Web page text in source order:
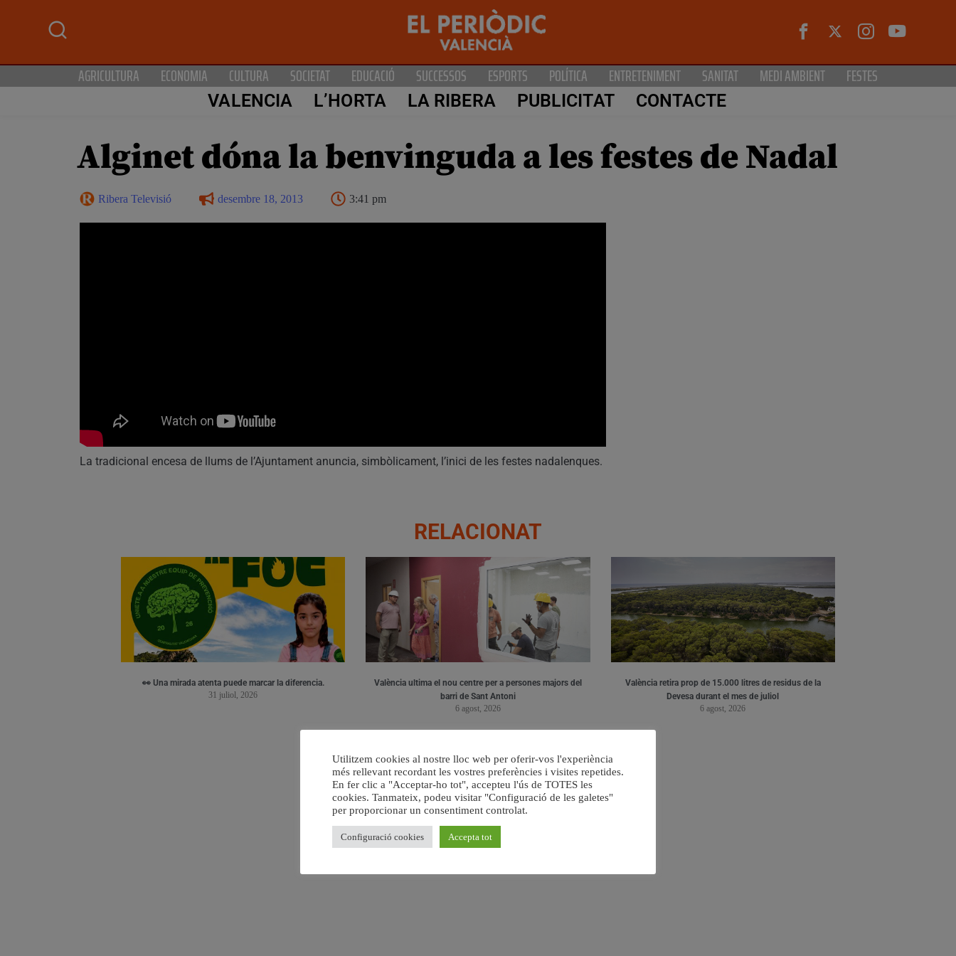
AGRICULTURA ECONOMIA CULTURA SOCIETAT EDUCACIÓ SUCCESSOS ESPORTS POLÍTICA ENTRETENIMENT SANITAT MEDI AMBIENT FESTES
VALENCIA L’HORTA LA RIBERA PUBLICITAT CONTACTE
Alginet dóna la benvinguda a les festes de Nadal
Ribera Televisió desembre 18, 2013 3:41 pm
La tradicional encesa de llums de l’Ajuntament anuncia, simbòlicament, l’inici de les festes nadalenques.
RELACIONAT
👀 Una mirada atenta puede marcar la diferencia.
31 juliol, 2026
València ultima el nou centre per a persones majors del
barri de Sant Antoni
6 agost, 2026
València retira prop de 15.000 litres de residus de la
Devesa durant el mes de juliol
6 agost, 2026
Utilitzem cookies al nostre lloc web per oferir-vos l'experiència
més rellevant recordant les vostres preferències i visites repetides.
En fer clic a "Acceptar-ho tot", accepteu l'ús de TOTES les
cookies. Tanmateix, podeu visitar "Configuració de les galetes"
per proporcionar un consentiment controlat.
Configuració cookies Accepta tot